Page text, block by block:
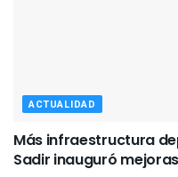
ACTUALIDAD
Más infraestructura
Sadir inauguró